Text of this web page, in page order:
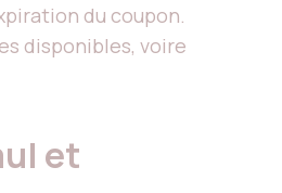
du coupon.
disponibles, voire
et